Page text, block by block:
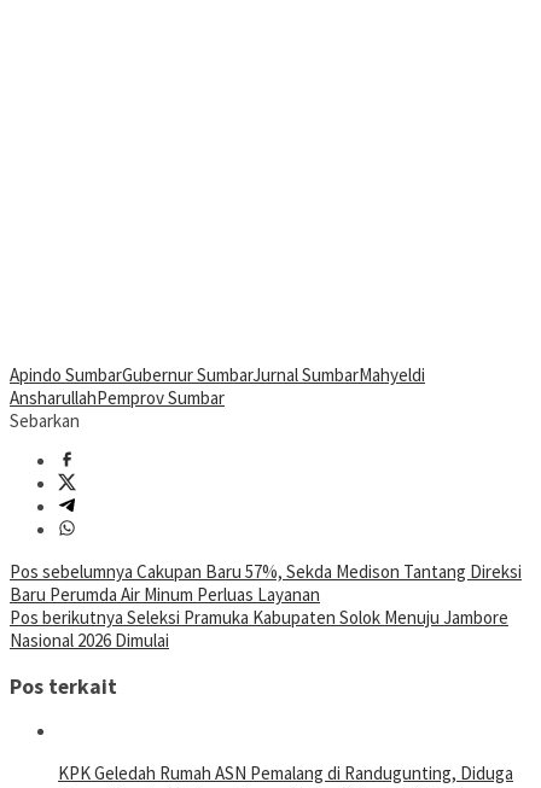
Apindo SumbarGubernur SumbarJurnal SumbarMahyeldi
AnsharullahPemprov Sumbar
Sebarkan
Navigasi
pos
Pos sebelumnya Cakupan Baru 57%, Sekda Medison Tantang Direksi
Baru Perumda Air Minum Perluas Layanan
Pos berikutnya Seleksi Pramuka Kabupaten Solok Menuju Jambore
Nasional 2026 Dimulai
Pos terkait
KPK Geledah Rumah ASN Pemalang di Randugunting, Diduga